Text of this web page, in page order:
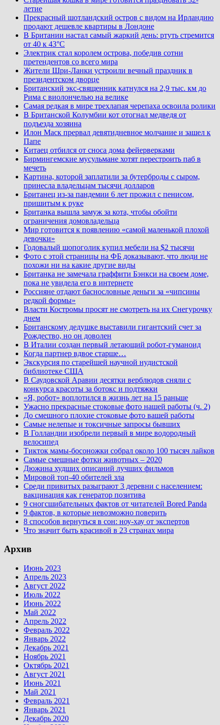
летие
Прекрасный шотландский остров с видом на Ирландию
продают дешевле квартиры в Лондоне
В Британии настал самый жаркий день: ртуть стремится
от 40 к 43°C
Электрик стал королем острова, победив сотни
претендентов со всего мира
Жители Шри-Ланки устроили вечный праздник в
президентском дворце
Британский экс-священник катнулся на 2,9 тыс. км до
Рима с виолончелью на велике
Самая редкая в мире трехлапая черепаха освоила ролики
В Британской Колумбии кот отогнал медведя от
подъезда хозяина
Илон Маск прервал девятидневное молчание и зашел к
Папе
Китаец отбился от сноса дома фейерверками
Бирмингемские мусульмане хотят перестроить паб в
мечеть
Картина, которой заплатили за бутерброды с сыром,
принесла владельцам тысячи долларов
Британец из-за пандемии 6 лет прожил с пенисом,
пришитым к руке
Британка вышла замуж за кота, чтобы обойти
ограничения домовладельца
Мир готовится к появлению «самой маленькой плохой
девочки»
Годовалый шопоголик купил мебели на $2 тысячи
Фото с этой страницы на ФБ доказывают, что люди не
похожи ни на какие другие виды
Британка не замечала граффити Бэнкси на своем доме,
пока не увидела его в интернете
Россияне отдают баснословные деньги за «чипсины
редкой формы»
Власти Костромы просят не смотреть на их Снегурочку
днем
Британскому дедушке выставили гигантский счет за
Рождество, но он доволен
В Италии создан первый летающий робот-гуманоид
Когда партнер вдвое старше…
Экскурсия по старейшей научной нудистской
библиотеке США
В Саудовской Аравии десятки верблюдов сняли с
конкурса красоты за ботокс и подтяжки
«Я, робот» воплотился в жизнь лет на 15 раньше
Ужасно прекрасные стоковые фото нашей работы (ч. 2)
До смешного плохие стоковые фото вашей работы
Самые нелепые и токсичные запросы бывших
В Голландии изобрели первый в мире водородный
велосипед
Тикток мамы-босоножки собрал около 100 тысяч лайков
Самые смешные фотки животных – 2020
Дюжина худших описаний лучших фильмов
Мировой топ-40 обителей зла
Среди привитых разыграют 3 деревни с населением:
вакцинация как генератор позитива
9 сногсшибательных фактов от читателей Bored Panda
9 фактов, в которые невозможно поверить
8 способов вернуться в сон: ноу-хау от экспертов
Что значит быть красивой в 23 странах мира
Архив
Июнь 2023
Апрель 2023
Август 2022
Июль 2022
Июнь 2022
Май 2022
Апрель 2022
Февраль 2022
Январь 2022
Декабрь 2021
Ноябрь 2021
Октябрь 2021
Август 2021
Июнь 2021
Май 2021
Февраль 2021
Январь 2021
Декабрь 2020